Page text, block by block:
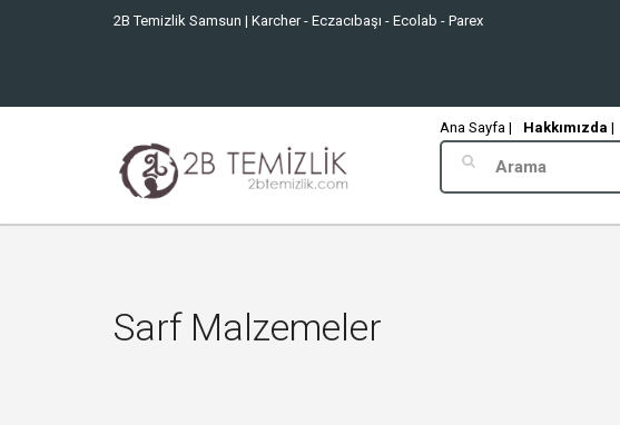
2B Temizlik Samsun | Karcher - Eczacıbaşı - Ecolab - Parex
Ana Sayfa | Hakkımızda |
Sarf Malzemeler